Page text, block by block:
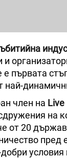
първата
най-
член на Live
на
от 20